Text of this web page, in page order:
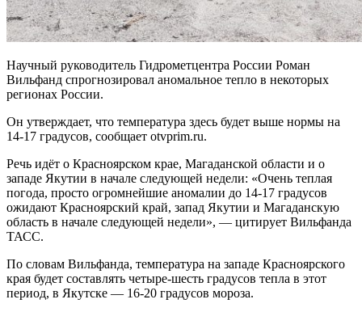
Научный руководитель Гидрометцентра России Роман
Вильфанд спрогнозировал аномальное тепло в некоторых
регионах России.
Он утверждает, что температура здесь будет выше нормы на
14-17 градусов, сообщает otvprim.ru.
Речь идёт о Красноярском крае, Магаданской области и о
западе Якутии в начале следующей недели: «Очень теплая
погода, просто огромнейшие аномалии до 14-17 градусов
ожидают Красноярский край, запад Якутии и Магаданскую
область в начале следующей недели», — цитирует Вильфанда
ТАСС.
По словам Вильфанда, температура на западе Красноярского
края будет составлять четыре-шесть градусов тепла в этот
период, в Якутске — 16-20 градусов мороза.